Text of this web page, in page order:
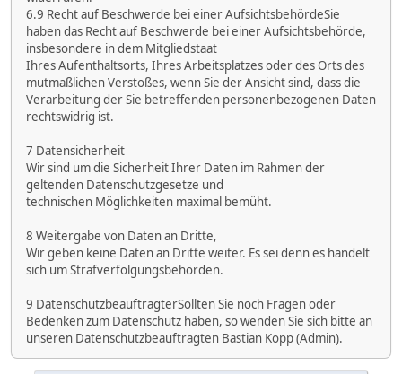
6.9 Recht auf Beschwerde bei einer AufsichtsbehördeSie
haben das Recht auf Beschwerde bei einer Aufsichtsbehörde,
insbesondere in dem Mitgliedstaat
Ihres Aufenthaltsorts, Ihres Arbeitsplatzes oder des Orts des
mutmaßlichen Verstoßes, wenn Sie der Ansicht sind, dass die
Verarbeitung der Sie betreffenden personenbezogenen Daten
rechtswidrig ist.
7 Datensicherheit
Wir sind um die Sicherheit Ihrer Daten im Rahmen der
geltenden Datenschutzgesetze und
technischen Möglichkeiten maximal bemüht.
8 Weitergabe von Daten an Dritte,
Wir geben keine Daten an Dritte weiter. Es sei denn es handelt
sich um Strafverfolgungsbehörden.
9 DatenschutzbeauftragterSollten Sie noch Fragen oder
Bedenken zum Datenschutz haben, so wenden Sie sich bitte an
unseren Datenschutzbeauftragten Bastian Kopp (Admin).